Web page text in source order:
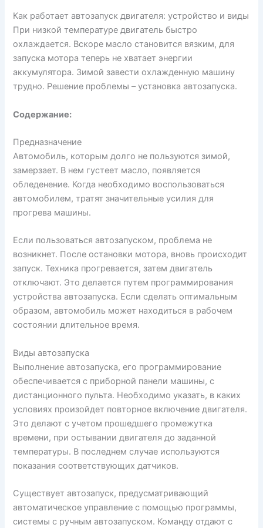
Как работает автозапуск двигателя: устройство и виды
При низкой температуре двигатель быстро
охлаждается. Вскоре масло становится вязким, для
запуска мотора теперь не хватает энергии
аккумулятора. Зимой завести охлажденную машину
трудно. Решение проблемы – установка автозапуска.
Содержание:
Предназначение
Автомобиль, которым долго не пользуются зимой,
замерзает. В нем густеет масло, появляется
обледенение. Когда необходимо воспользоваться
автомобилем, тратят значительные усилия для
прогрева машины.
Если пользоваться автозапуском, проблема не
возникнет. После остановки мотора, вновь происходит
запуск. Техника прогревается, затем двигатель
отключают. Это делается путем программирования
устройства автозапуска. Если сделать оптимальным
образом, автомобиль может находиться в рабочем
состоянии длительное время.
Виды автозапуска
Выполнение автозапуска, его программирование
обеспечивается с приборной панели машины, с
дистанционного пульта. Необходимо указать, в каких
условиях произойдет повторное включение двигателя.
Это делают с учетом прошедшего промежутка
времени, при остывании двигателя до заданной
температуры. В последнем случае используются
показания соответствующих датчиков.
Существует автозапуск, предусматривающий
автоматическое управление с помощью программы,
системы с ручным автозапуском. Команду отдают с